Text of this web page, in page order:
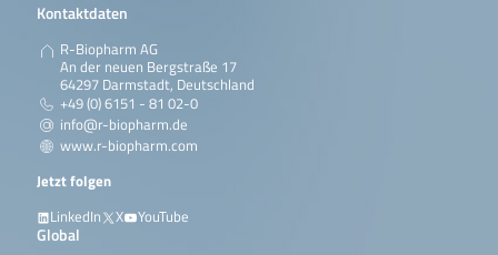
Kontaktdaten
R-Biopharm AG
An der neuen Bergstraße 17
64297 Darmstadt, Deutschland
+49 (0) 6151 - 81 02-0
info@r-biopharm.de
www.r-biopharm.com
Jetzt folgen
LinkedIn
X YouTube
Global